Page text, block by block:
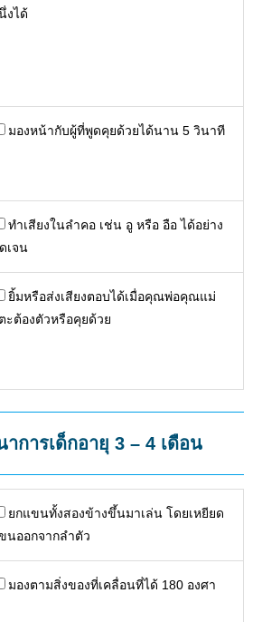
งได้
มองหน้ากับผู้ที่พูดคุยด้วยได้นาน 5 วินาที
ทำเสียงในลำคอ เช่น อู หรือ อือ ได้อย่าง
เจน
ยิ้มหรือส่งเสียงตอบได้เมื่อคุณพ่อคุณแม่
ะต้องตัวหรือคุยด้วย
การเด็กอายุ 3 – 4 เดือน
ยกแขนทั้งสองข้างขึ้นมาเล่น โดยเหยียด
นออกจากลำตัว
มองตามสิ่งของที่เคลื่อนที่ได้ 180 องศา